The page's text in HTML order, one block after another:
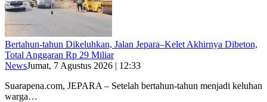
Bertahun-tahun Dikeluhkan, Jalan Jepara–Kelet Akhirnya Dibeton,
Total Anggaran Rp 29 Miliar
NewsJumat, 7 Agustus 2026 | 12:33
Suarapena.com, JEPARA – Setelah bertahun-tahun menjadi keluhan
warga…